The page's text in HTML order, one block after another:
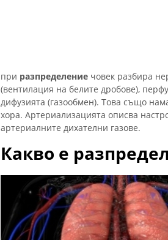
при разпределение човек разбира
(вентилация на белите дробове),
дифузията (газообмен). Това също
хора. Артериализацията описва
артериалните дихателни газове.
Какво е